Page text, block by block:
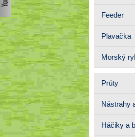
Feeder
Plavačka
Morský
Prúty
Nástrahy
Háčiky a